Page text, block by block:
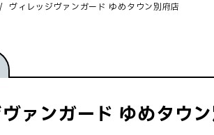
ヴィレッジヴァンガード ゆめタウン別府店
ァンガード ゆめタウ